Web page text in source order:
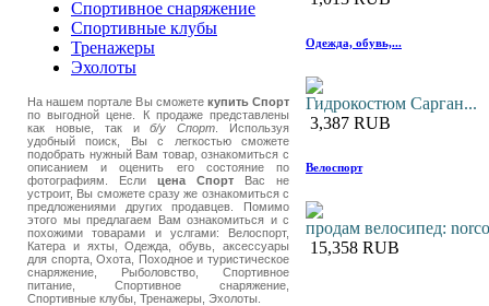
Спортивное снаряжение
Спортивные клубы
Тренажеры
Эхолоты
На нашем портале Вы сможете купить Спорт
по выгодной цене. К продаже представлены
как новые, так иб/у Спорт . Используя
удобный поиск, Вы с легкостью сможете
подобрать нужный Вам товар, ознакомиться с
описанием и оценить его состояние по
фотографиям. Если цена Спорт Вас не
устроит, Вы сможете сразу же ознакомиться с
предложениями других продавцев. Помимо
этого мы предлагаем Вам ознакомиться и с
похожими товарами и услгами: Велоспорт,
Катера и яхты, Одежда, обувь, аксессуары
для спорта, Охота, Походное и туристическое
снаряжение, Рыболовство, Спортивное
питание, Спортивное снаряжение,
Спортивные клубы, Тренажеры, Эхолоты.
Одежда, обувь,...
Гидрокостюм Сарган...
3,387 RUB
Велоспорт
продам велосипед:
15,358 RUB